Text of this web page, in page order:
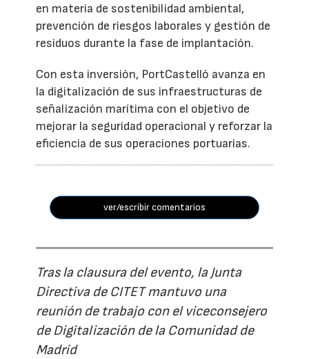
en materia de sostenibilidad ambiental,
prevención de riesgos laborales y gestión de
residuos durante la fase de implantación.
Con esta inversión, PortCastelló avanza en
la digitalización de sus infraestructuras de
señalización marítima con el objetivo de
mejorar la seguridad operacional y reforzar la
eficiencia de sus operaciones portuarias.
ver/escribir comentarios
Tras la clausura del evento, la Junta
Directiva de CITET mantuvo una
reunión de trabajo con el viceconsejero
de Digitalización de la Comunidad de
Madrid